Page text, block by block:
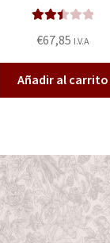
do en
2.47
de 5
€67,85 I.V.A
Añadir al carrito